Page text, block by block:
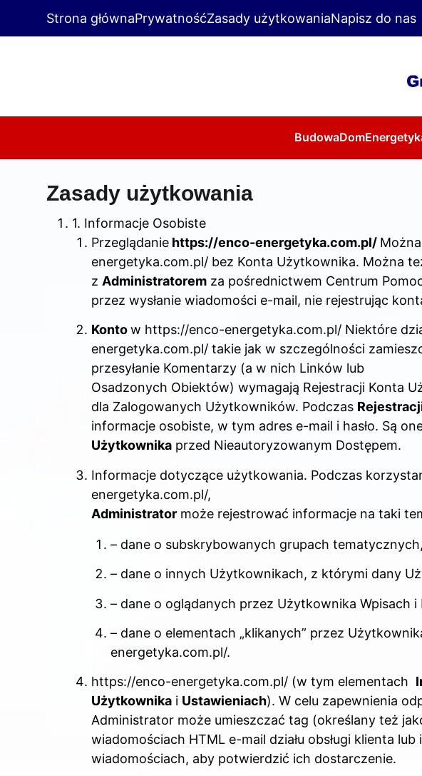
Strona głównaPrywatnośćZasady użytkowaniaNapisz do nas
BudowaDom
Zasady użytkowania
1. Informacje Osobiste
Przeglądanie https://enco-energetyka.com.pl/
energetyka.com.pl/ bez Konta Użytkownika. Można
z Administratorem za pośrednictwem Centrum
przez wysłanie wiadomości e-mail, nie rejestrując
Kontow https://enco-energetyka.com.pl/ Niektóre
energetyka.com.pl/ takie jak w szczególności
przesyłanie Komentarzy (a w nich Linków lub
Osadzonych Obiektów) wymagają Rejestracji Konta
dla Zalogowanych Użytkowników. Podczas
informacje osobiste, w tym adres e-mail i hasło. Są
Użytkownika przed Nieautoryzowanym Dostępem.
Informacje dotyczące użytkowania. Podczas
energetyka.com.pl/,
Administrator może rejestrować informacje na taki
– dane o subskrybowanych grupach tematycznych,
– dane o innych Użytkownikach, z którymi dany
– dane o oglądanych przez Użytkownika Wpisach i
– dane o elementach „klikanych” przez
energetyka.com.pl/.
https://enco-energetyka.com.pl/ (w tym elementach
Użytkownika i Ustawieniach). W celu zapewnienia
Administrator może umieszczać tag (określany też
wiadomościach HTML e-mail działu obsługi klienta lub
wiadomościach, aby potwierdzić ich dostarczenie.